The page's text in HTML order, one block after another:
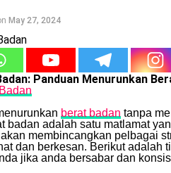
May 27, 2024
Panduan Menurunkan
berat badan tanpa
badan adalah satu matlamat
membincangkan pelbagai
dan berkesan. Berikut
jika anda bersabar dan